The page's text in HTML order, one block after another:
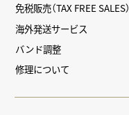
免税販売（TAX FREE SALES）
海外発送サービス
バンド調整
修理について